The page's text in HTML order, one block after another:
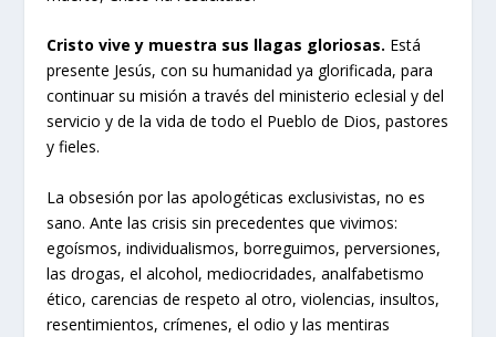
Cristo vive y muestra sus llagas gloriosas. Está
presente Jesús, con su humanidad ya glorificada, para
continuar su misión a través del ministerio eclesial y del
servicio y de la vida de todo el Pueblo de Dios, pastores
y fieles.
La obsesión por las apologéticas exclusivistas, no es
sano. Ante las crisis sin precedentes que vivimos:
egoísmos, individualismos, borreguimos, perversiones,
las drogas, el alcohol, mediocridades, analfabetismo
ético, carencias de respeto al otro, violencias, insultos,
resentimientos, crímenes, el odio y las mentiras